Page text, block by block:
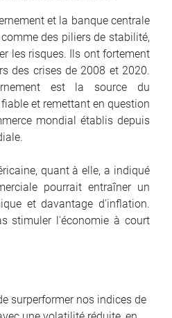
et la banque centrale
des piliers de stabilité,
les risques. Ils ont fortement
des crises de 2008 et 2020.
est la source du
et remettant en question
mondial établis depuis
quant à elle, a indiqué
pourrait entraîner un
et davantage d'inflation.
stimuler l'économie à court
surperformer nos indices de